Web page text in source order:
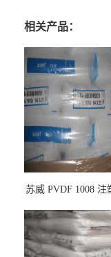
相关产品：
苏威 PVDF 1008 注
龙